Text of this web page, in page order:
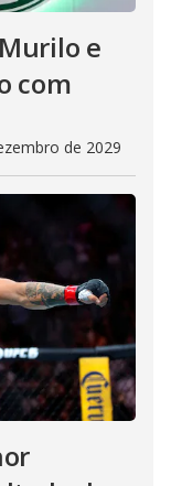
e
com
de 2029